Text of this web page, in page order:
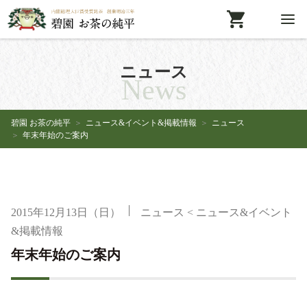
ニュース
News
碧園 お茶の純平 ニュース&イベント&掲載情報
ニュース
年末年始のご案内
2015年12月13日（日） ニュース < ニュース&イベント
&掲載情報
年末年始のご案内